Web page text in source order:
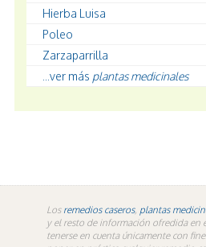
Hierba Luisa
Poleo
Zarzaparrilla
...ver más plantas medicinales
Los remedios caseros, plantas
y el resto de información ofredida en
tenerse en cuenta únicamente con